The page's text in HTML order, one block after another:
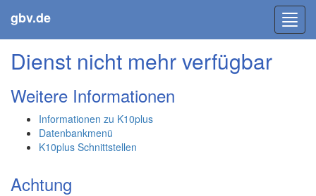
gbv.de
Dienst nicht mehr verfügbar
Weitere Informationen
Informationen zu K10plus
Datenbankmenü
K10plus Schnittstellen
Achtung